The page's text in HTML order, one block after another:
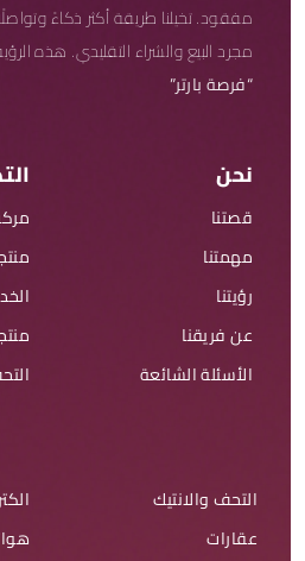
مفقود. تخيلنا طريقة أكثر ذكاءً وتواصلًا
مجرد البيع والشراء التقليدي. هذه
“فرصة بارتر”
نحن
قصتنا
مهمتنا
رؤيتنا
عن فريقنا
الأسئلة الشائعة
التحف والانتيك
عقارات